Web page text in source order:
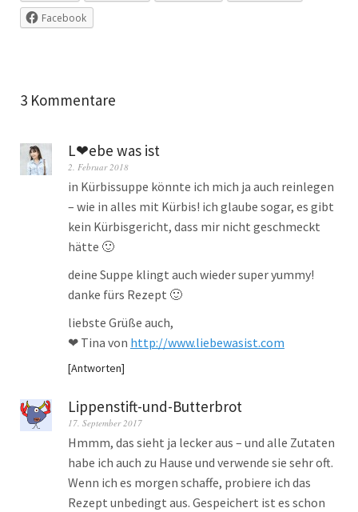
Facebook
3 Kommentare
L❤ebe was ist
2. Februar 2018
in Kürbissuppe könnte ich mich ja auch reinlegen
– wie in alles mit Kürbis! ich glaube sogar, es gibt
kein Kürbisgericht, dass mir nicht geschmeckt
hätte 🙂
deine Suppe klingt auch wieder super yummy!
danke fürs Rezept 🙂
liebste Grüße auch,
❤ Tina von http://www.liebewasist.com
Antworten
Lippenstift-und-Butterbrot
17. September 2017
Hmmm, das sieht ja lecker aus – und alle Zutaten
habe ich auch zu Hause und verwende sie sehr oft.
Wenn ich es morgen schaffe, probiere ich das
Rezept unbedingt aus. Gespeichert ist es schon